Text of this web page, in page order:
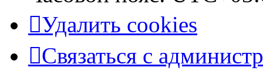
Удалить cookies
Связаться с